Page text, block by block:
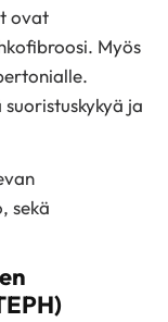
ovat
Myös
ja
sekä